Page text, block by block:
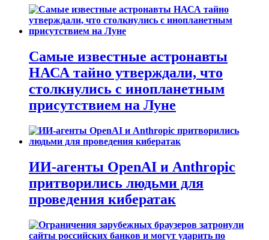
Самые известные астронавты
НАСА тайно утверждали, что
столкнулись с инопланетным
присутствием на Луне
ИИ-агенты OpenAI и Anthropic
притворились людьми для
проведения кибератак